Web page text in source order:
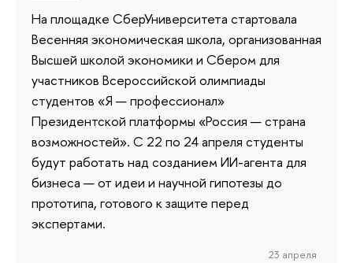
На площадке СберУниверситета стартовала
Весенняя экономическая школа, организованная
Высшей школой экономики и Сбером для
участников Всероссийской олимпиады
студентов «Я — профессионал»
Президентской платформы «Россия — страна
возможностей». С 22 по 24 апреля студенты
будут работать над созданием ИИ-агента для
бизнеса — от идеи и научной гипотезы до
прототипа, готового к защите перед
экспертами.
23 апреля